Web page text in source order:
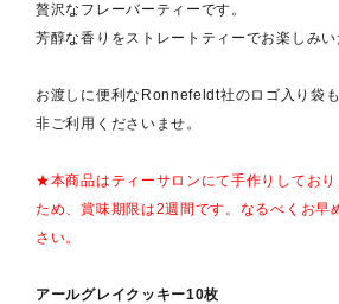
贅沢なフレーバーティーです。
芳醇な香りをストレートティーでお楽しみい
お渡しに便利なRonnefeldt社のロゴ入り袋
非ご利用くださいませ。
★本商品はティーサロンにて手作りしてお
ため、賞味期限は2週間です。なるべくお早
さい。
アールグレイクッキー10枚